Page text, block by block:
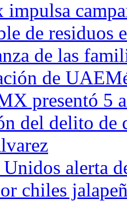
de residuos
de las
de
presentó 5
del delito de
alerta
chiles